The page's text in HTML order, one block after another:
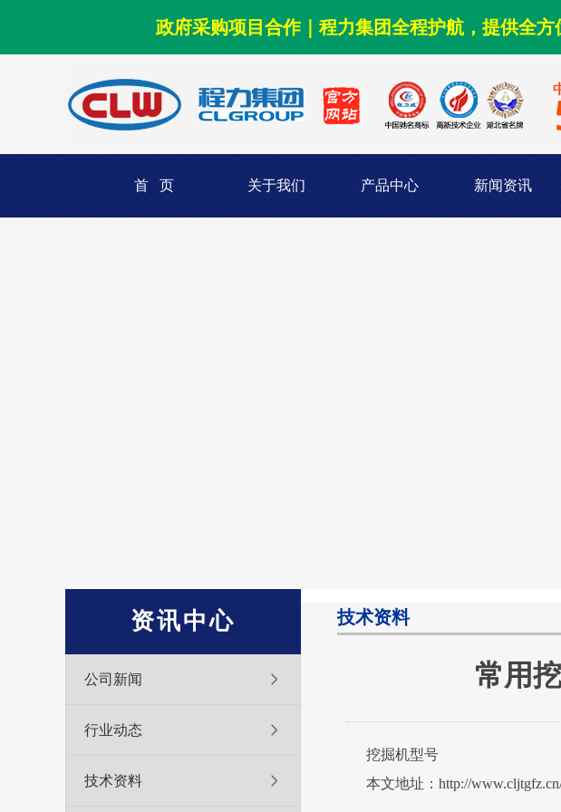
政府采购项目合作｜程力集团全程护航，提供全
首 页 关于我们 产品中心 新闻资讯
资讯中心
公司新闻
行业动态
技术资料
技术资料
常用
挖掘机型号
本文地址：http://